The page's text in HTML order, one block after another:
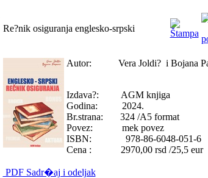
Re?nik osiguranja englesko-srpski
Autor: Vera Joldi? i Bojana
Izdava?: AGM knjiga
Godina: 2024.
Br.strana: 324 /A5 format
Povez: mek povez
ISBN: 978-86-6048-051-6 //
Cena : 2970,00 rsd /25,5 eur
PDF Sadr�aj i odeljak